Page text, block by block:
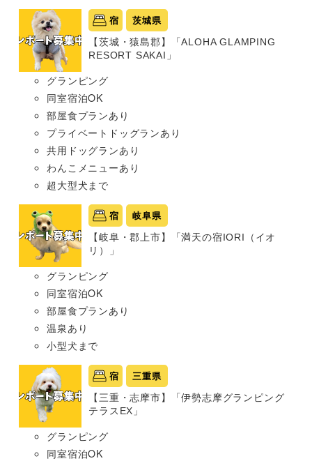
宿 茨城県
【茨城・猿島郡】「ALOHA GLAMPING
RESORT SAKAI」
グランピング
同室宿泊OK
部屋食プランあり
プライベートドッグランあり
共用ドッグランあり
わんこメニューあり
超大型犬まで
宿 岐阜県
【岐阜・郡上市】「満天の宿IORI（イオ
リ）」
グランピング
同室宿泊OK
部屋食プランあり
温泉あり
小型犬まで
宿 三重県
【三重・志摩市】「伊勢志摩グランピング
テラスEX」
グランピング
同室宿泊OK